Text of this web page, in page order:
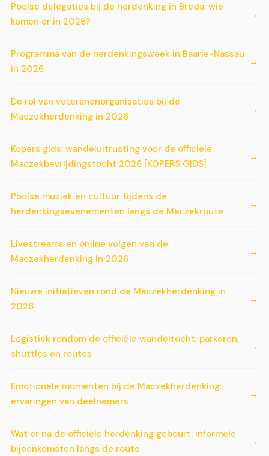
Poolse delegaties bij de herdenking in Breda: wie
komen er in 2026?
Programma van de herdenkingsweek in Baarle-Nassau
in 2026
De rol van veteranenorganisaties bij de
Maczekherdenking in 2026
Kopers gids: wandeluitrusting voor de officiële
Maczekbevrijdingstocht 2026 [KOPERS GIDS]
Poolse muziek en cultuur tijdens de
herdenkingsevenementen langs de Maczekroute
Livestreams en online volgen van de
Maczekherdenking in 2026
Nieuwe initiatieven rond de Maczekherdenking in
2026
Logistiek rondom de officiële wandeltocht: parkeren,
shuttles en routes
Emotionele momenten bij de Maczekherdenking:
ervaringen van deelnemers
Wat er na de officiële herdenking gebeurt: informele
bijeenkomsten langs de route